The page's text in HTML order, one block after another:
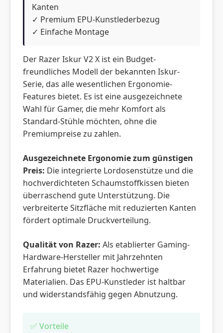
Kanten
✓ Premium EPU-Kunstlederbezug
✓ Einfache Montage
Der Razer Iskur V2 X ist ein Budget-
freundliches Modell der bekannten Iskur-
Serie, das alle wesentlichen Ergonomie-
Features bietet. Es ist eine ausgezeichnete
Wahl für Gamer, die mehr Komfort als
Standard-Stühle möchten, ohne die
Premiumpreise zu zahlen.
Ausgezeichnete Ergonomie zum günstigen
Preis: Die integrierte Lordosenstütze und die
hochverdichteten Schaumstoffkissen bieten
überraschend gute Unterstützung. Die
verbreiterte Sitzfläche mit reduzierten Kanten
fördert optimale Druckverteilung.
Qualität von Razer: Als etablierter Gaming-
Hardware-Hersteller mit Jahrzehnten
Erfahrung bietet Razer hochwertige
Materialien. Das EPU-Kunstleder ist haltbar
und widerstandsfähig gegen Abnutzung.
✅ Vorteile